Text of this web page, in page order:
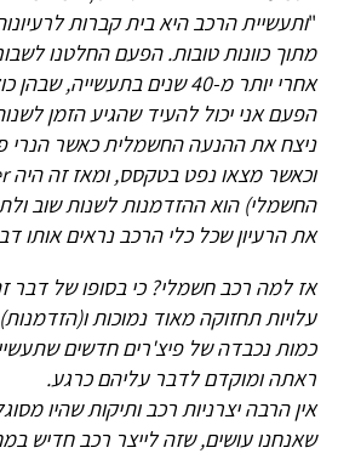
"ותעשיית הרכב היא בית קברות
מתוך כוונות טובות. הפעם החלטנו
אחרי יותר מ-40 שנים
הפעם אני יכול להעיד שהגיע הזמן
החשמלי) הוא ההזדמנות לשנות שוב
את הרעיון שכל כלי הרכב נראים אותו
אז למה רכב חשמלי? כי בסופו של דבר
עלויות תחזוקה מאוד נמוכות
כמות נכבדה של פיצ'רים חדשים
ראתה ומוקדם לדבר עליהם כרגע.
אין הרבה יצרניות רכב ותיקות שהיו
שאנחנו עושים, שזה לייצר רכב חדיש